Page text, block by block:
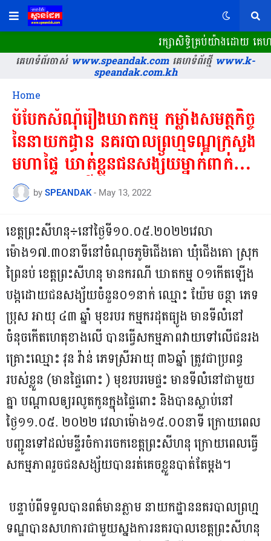
រក្សាសិទ្ធិគ្រប់យ៉ាងដោយ គ
គេហទំព័រចាស់www.speandak.comគេហទំព័រថ្មីwww.k-
speandak.com.kh
Home
បំបែកសំណុំរឿងឃាតកម្ម កម្លាំងសមត្ថកិច្ច
នៃនាយកដ្ធាន នគរបាលព្រហ្មទណ្ឌក្រសួង
មហាផ្ទៃ ឃាត់ខ្លួនជនសង្ស័យម្នាក់ពាក់ព័ន្ធ
នៅខេត្តព្រះសីហនុ!===
by SPEANDAK - May 13, 2022
ខេត្តព្រះសីហនុ÷នៅថ្ងៃទី១០.០៥.២០២២​វេលា
ម៉ោង១៧.៣០នាទីនៅចំណុចភូមិជើងគោ ឃុំជើង​គោ ស្រុក
ព្រៃនប់ ខេត្តព្រះសី​ហនុ មានករណី ឃាតកម្ម ០១កើតឡើង
បង្កដោយជន​សង្ស័យចំនួន០១នាក់ ឈ្មោះ យ៉ែម ចន្ថា ភេទ
ប្រុស អាយុ ៤៣ ឆ្នាំ មុខរបរ កម្មករដុតធ្យូង មានទីលំនៅ
ចំនុចកើត​ហេតុខាងលើ បានធ្វើសកម្ម​ភាពវាយទៅលើជនរង
គ្រោះឈ្មោះ វុន វ៉ាន់ ភេទស្រីអាយុ ៣៦ឆ្នាំ ត្រូវជាប្រពន្ធ
របស់ខ្លួន (មានផ្ទៃពោះ ) មុខរបរមេផ្ទះ មានទីលំ​នៅជាមួយ
គ្នា បណ្តាលឲ្យរលូតកូនក្នុងផ្ទៃពោះ និងបានស្លាប់នៅ
ថ្ងៃ១១.០៥. ២០២២ វេលាម៉ោង១៥.០០​នាទី ក្រោយពេល
បញ្ជូនទៅ​ដល់មន្ទីរចំការចេកខេត្តព្រះសី​ហនុ ក្រោយពេលធ្វើ​
សក​ម្មភាពរួចជនសង្ស័យបានរត់​គេច​ខ្លួនបាត់តែម្តង។
បន្ទាប់ពីទទួលបានពត៌មានភ្លាម នាយកដ្ឋាននគរបាលព្រហ្ម
ទណ្ឌបានសហការជាមួយស្នងការនគរបាលខេត្តព្រះសីហនុ